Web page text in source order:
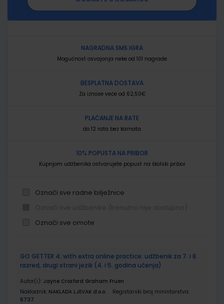
NAGRADNA SMS IGRA
Mogućnost osvajanja neke od 101 nagrade
BESPLATNA DOSTAVA
Za iznose veće od 62,50€
PLAĆANJE NA RATE
do 12 rata bez kamata
10% POPUSTA NA PRIBOR
Kupnjom udžbenika ostvarujete popust na školski pribor
Označi sve radne bilježnice
Označi sve omote
proizvodi
GO GETTER 4; with extra online practice: udžbenik za 7. i 8.
razred, drugi strani jezik (4. i 5. godina učenja)
Autor(i): Jayne Croxford Graham Fruen
Nakladnik: NAKLADA LJEVAK d.o.o.
Registarski broj ministarstva:
6737